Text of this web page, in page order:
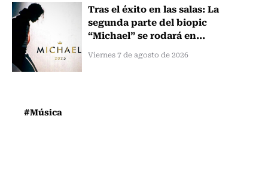
Tras el éxito en las salas: La
segunda parte del biopic
“Michael” se rodará en...
Viernes 7 de agosto de 2026
#Música